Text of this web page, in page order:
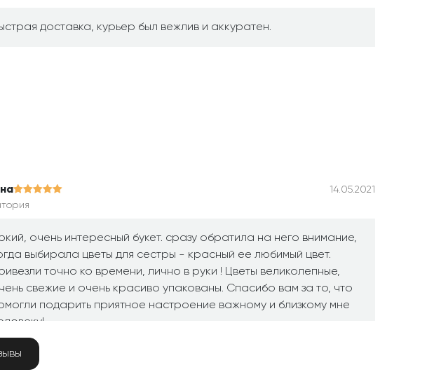
доставка, курьер был вежлив и аккуратен.
14.05.2021
очень интересный букет. сразу обратила на него внимание,
выбирала цветы для сестры - красный ее любимый цвет.
точно ко времени, лично в руки ! Цветы великолепные,
свежие и очень красиво упакованы. Спасибо вам за то, что
подарить приятное настроение важному и близкому мне